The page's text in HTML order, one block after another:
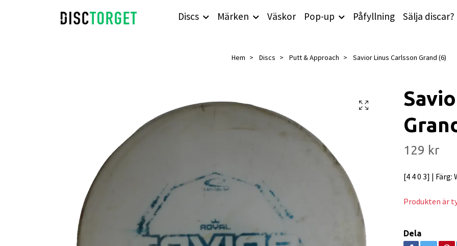
Discs Märken Väskor Pop-up Påfyllning Sälja discar?
Hem Discs Putt & Approach Savior Linus Carlsson Grand (6)
129 kr
[4 4 0 3] | Färg:
Produkten är
Dela